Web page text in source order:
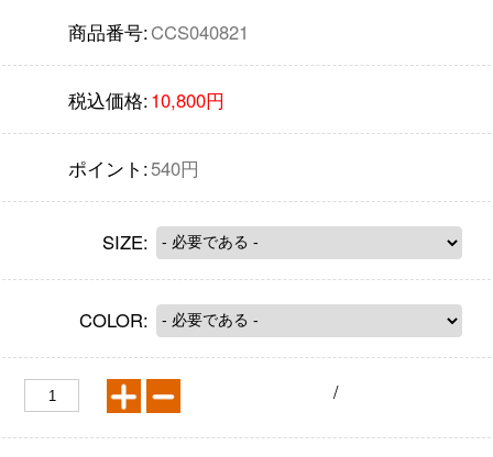
商品番号:CCS040821
税込価格:10,800円
ポイント:540円
SIZE:
COLOR:
/